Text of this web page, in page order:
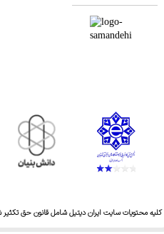
محتویات سایت ایران دیتیل شامل قانون حق